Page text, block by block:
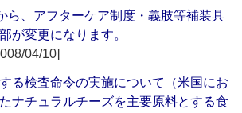
ら、アフターケア制度・義肢等補装具
が変更になります。
04/10]
る検査命令の実施について（米国にお
ナチュラルチーズを主要原料とする食